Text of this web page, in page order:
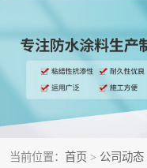
当前位置： 首页 > 公司动态
黑豹防水胶
乳化沥青防水涂料
非固化橡胶防水涂料